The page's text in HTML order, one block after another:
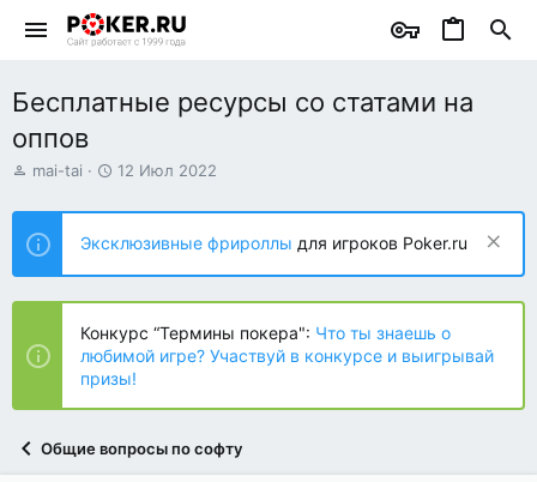
Бесплатные ресурсы со статами на
оппов
А
т
о
р
т
е
ы
mai-tai
Д
т
н
а
ч
л
а
12 Июл 2022
Эксклюзивные фрироллы для игроков Poker.ru
Конкурс “Термины покера": Что ты знаешь о
любимой игре? Участвуй в конкурсе и выигрывай
призы!
Общие вопросы по софту